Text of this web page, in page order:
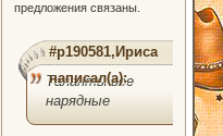
предложения связаны.
#p190581,Ириса
написал(а):
Таланты все
нарядные